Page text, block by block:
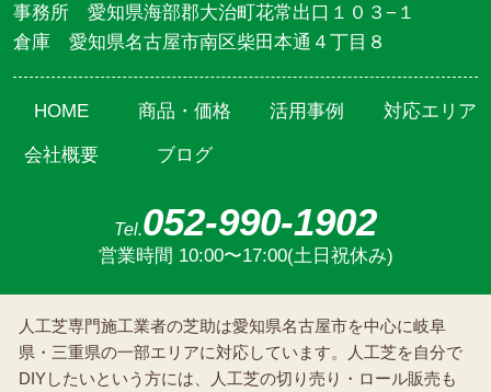
事務所 愛知県海部郡大治町花常出口１０３−１
倉庫 愛知県名古屋市南区柴田本通４丁目８
HOME 商品・価格 活用事例 対応エリア
会社概要 ブログ
Tel.052-990-1902
営業時間 10:00〜17:00(土日祝休み)
人工芝専門施工業者の芝助は愛知県名古屋市を中心に岐阜
県・三重県の一部エリアに対応しています。人工芝を自分で
DIYしたいという方には、人工芝の切り売り・ロール販売も